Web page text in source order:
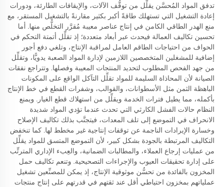
تدفق المواد المُحسَّن يقلِّل من توقُّف الآلات، والإيقافات الطارئة، ودورات
إعادة التشغيل التي تستهلك طاقةً أكبر بكثير مقارنةً بالتشغيل المستقر، مع
منع الهدر الطاقي الكامن في إنتاج عناصر معيبة مُقرَّر التخلُّص منها. أما
تحسين تكاليف العمالة فيحدث عبر أبعاد متعددة؛ إذ تقلِّل أتمتة التحكم في
الحواف من احتياجات الطاقم العامل لمراقبة الإنتاج، وتلغي دفع أجور
إضافية للمشغلين المتخصصين اللازمين لإدارة المواد الصعبة يدويًّا، وتقلِّل
من جهد الفحص المطلوب لتحديد المنتجات المعيبة وفصلها. وتتراجع نفقات
الصيانة لأن المحاذاة السليمة للمواد تقلِّل التآكل الواقع على المكونات
الباهظة الثمن مثل الأسطوانات، والقوالب، وشفرات القطع في خط الإنتاج
بأكمله، مما يطيل فترات الخدمة ويقلِّل من استهلاك قطع الغيار. ويمنع
النظام حالات الفشل الكارثي التي تحدث عندما تؤدي المواد شديدة
الانحراف في التموضع إلى تلف المعدات، فيتجنَّب بذلك تكاليف الإصلاح
وخسارة الإيرادات الناجمة عن توقفات إنتاجية غير مخطط لها. كما تنخفض
التكاليف المرتبطة بالجودة بشكل كبير، لأن التموضع المتسق للمواد يقلِّل
من عمليات إرجاع العملاء، والمطالبات الضمانية، والعِبء الإداري المترتِّب
على إدارة تحقيقات العيوب والإجراءات التصحيحية. وتنعم تكاليف حمل
المخزون بالفائدة من تحسُّن موثوقية الإنتاج، إذ يمكن للمصنِّعين تشغيل
عملياتهم بمخزون احتياطي أقل عند ثقتهم في قدرتهم على إنتاج منتجات